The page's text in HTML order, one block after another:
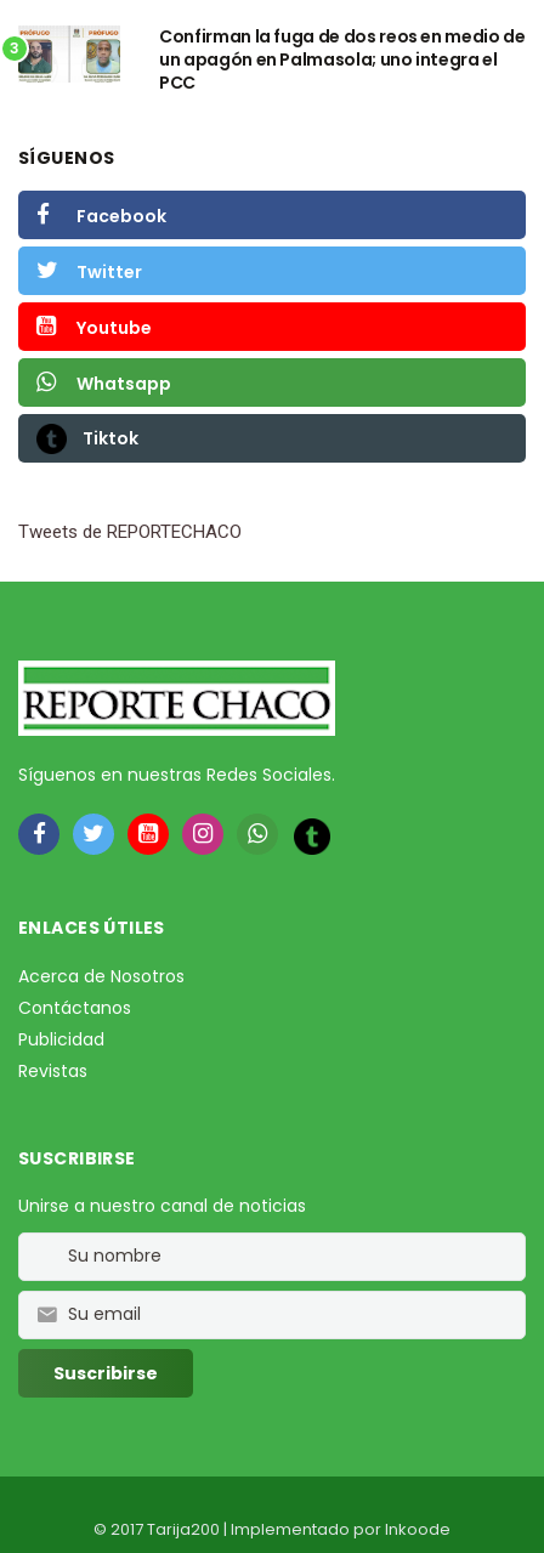
3
Confirman la fuga de dos reos en medio de
un apagón en Palmasola; uno integra el
PCC
SÍGUENOS
Facebook
Twitter
Youtube
Whatsapp
Tiktok
Tweets de REPORTECHACO
Síguenos en nuestras Redes Sociales.
ENLACES ÚTILES
Acerca de Nosotros
Contáctanos
Publicidad
Revistas
SUSCRIBIRSE
Unirse a nuestro canal de noticias
© 2017 Tarija200 | Implementado porInkoode